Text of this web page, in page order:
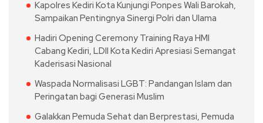
Kapolres Kediri Kota Kunjungi Ponpes Wali Barokah,
Sampaikan Pentingnya Sinergi Polri dan Ulama
Hadiri Opening Ceremony Training Raya HMI
Cabang Kediri, LDII Kota Kediri Apresiasi Semangat
Kaderisasi Nasional
Waspada Normalisasi LGBT: Pandangan Islam dan
Peringatan bagi Generasi Muslim
Galakkan Pemuda Sehat dan Berprestasi, Pemuda